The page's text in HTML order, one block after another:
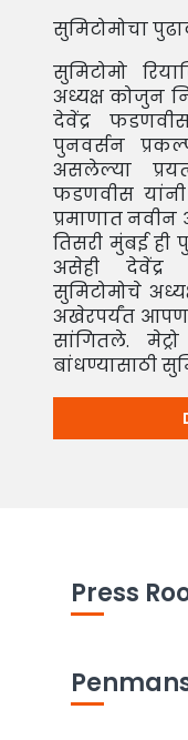
Press
सुमिटोमोचा
सुमिटोमो
अध्यक्ष कोजुन
देवेंद्र
पुनवर्सन
असलेल्या
फडणवीस
प्रमाणात नवीन
तिसरी मुंबई ही
असेही देवेंद्र
सुमिटोमोचे
अखेरपर्यंत
सांगितले.
बांधण्यासाठी